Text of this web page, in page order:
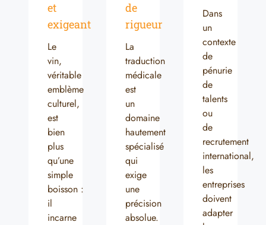
et
exigeant
Le
vin,
véritable
emblème
culturel,
est
bien
plus
qu’une
simple
boisson :
il
incarne
de
rigueur
La
traduction
médicale
est
un
domaine
hautement
spécialisé
qui
exige
une
précision
absolue.
Dans
un
contexte
de
pénurie
de
talents
ou
de
recrutement
international,
les
entreprises
doivent
adapter